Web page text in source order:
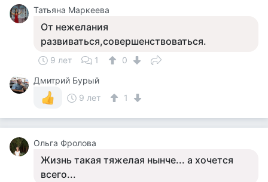
Татьяна Маркеева
От нежелания
развиваться,совершенствоваться.
9 лет 1
0
Дмитрий Бурый
9 лет
1
Ольга Фролова
Жизнь такая тяжелая нынче... а хочется
всего...